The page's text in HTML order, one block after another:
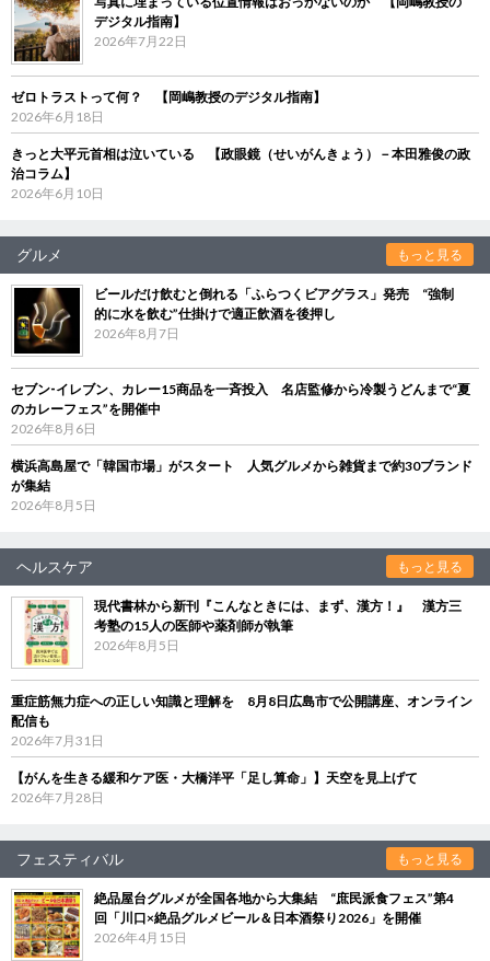
デジタル指南】
2026年7月22日
ゼロトラストって何？ 【岡嶋教授のデジタル指南】
2026年6月18日
きっと大平元首相は泣いている 【政眼鏡（せいがんきょう）－本田雅俊の政
治コラム】
2026年6月10日
グルメ もっと見る
ビールだけ飲むと倒れる「ふらつくビアグラス」発売 “強制
的に水を飲む”仕掛けで適正飲酒を後押し
2026年8月7日
セブン‐イレブン、カレー15商品を一斉投入 名店監修から冷製うどんまで“夏
のカレーフェス”を開催中
2026年8月6日
横浜高島屋で「韓国市場」がスタート 人気グルメから雑貨まで約30ブランド
が集結
2026年8月5日
ヘルスケア もっと見る
現代書林から新刊『こんなときには、まず、漢方！』 漢方三
考塾の15人の医師や薬剤師が執筆
2026年8月5日
重症筋無力症への正しい知識と理解を 8月8日広島市で公開講座、オンライン
配信も
2026年7月31日
【がんを生きる緩和ケア医・大橋洋平「足し算命」】天空を見上げて
2026年7月28日
フェスティバル もっと見る
絶品屋台グルメが全国各地から大集結 “庶民派食フェス”第4
回「川口×絶品グルメビール＆日本酒祭り2026」を開催
2026年4月15日